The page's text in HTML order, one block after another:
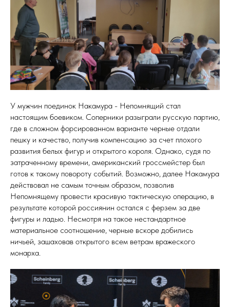
У мужчин поединок Накамура - Непомнящий стал
настоящим боевиком. Соперники разыграли русскую партию,
где в сложном форсированном варианте черные отдали
пешку и качество, получив компенсацию за счет плохого
развития белых фигур и открытого короля. Однако, судя по
затраченному времени, американский гроссмейстер был
готов к такому повороту событий. Возможно, далее Накамура
действовал не самым точным образом, позволив
Непомнящему провести красивую тактическую операцию, в
результате которой россиянин остался с ферзем за две
фигуры и ладью. Несмотря на такое нестандартное
материальное соотношение, черные вскоре добились
ничьей, зашаховав открытого всем ветрам вражеского
монарха.